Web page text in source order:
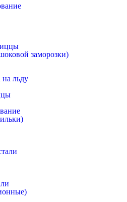
заморозки)
льду